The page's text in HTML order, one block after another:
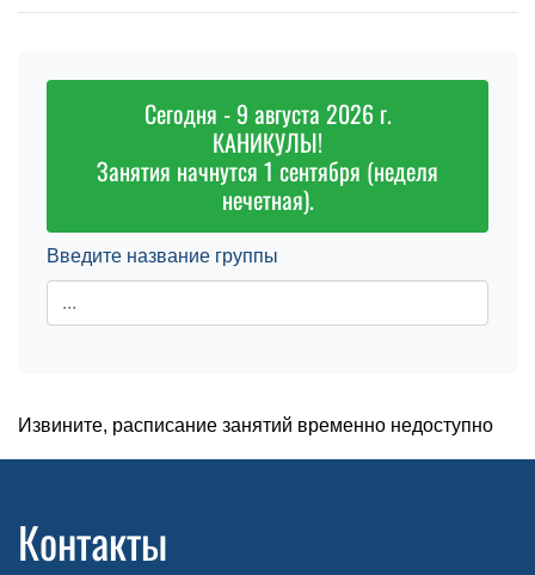
Сегодня - 9 августа 2026 г.
КАНИКУЛЫ!
Занятия начнутся 1 сентября (неделя
нечетная).
Введите название группы
Извините, расписание занятий временно недоступно
Контакты